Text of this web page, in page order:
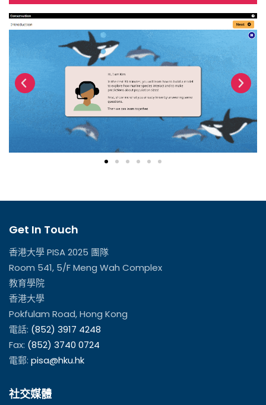
Get In Touch
香港大學 PISA 2025 團隊
Room 541, 5/F Meng Wah Complex
教育學院
香港大學
Pokfulam Road, Hong Kong
電話: (852) 3917 4248
Fax: (852) 3740 0724
電郵: pisa@hku.hk
社交媒體